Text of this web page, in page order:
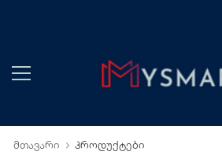
მთავარი პროდუქტები